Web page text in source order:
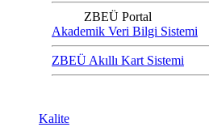
ZBEÜ Portal
Akademik Veri Bilgi Sistemi
ZBEÜ Akıllı Kart Sistemi
Kalite